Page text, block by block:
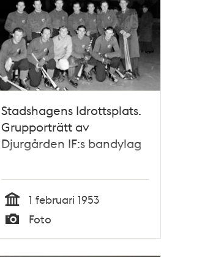
Stadshagens Idrottsplats.
Grupporträtt av
Djurgården IF:s bandylag
Tid
1 februari 1953
Typ
Foto